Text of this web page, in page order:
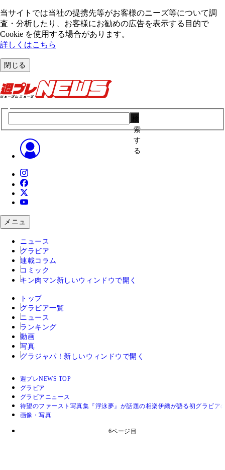
当サイトでは当社の提携先等がお客様のニーズ等について調
査・分析したり、お客様にお勧めの広告を表⽰する⽬的で
Cookie を使⽤する場合があります。
詳しくはこちら
閉じる
索
す
る
メニュ
ニュース
グラビア
連載コラム
コミック
キン肉マン 新しいウィンドウで開く
トップ
グラビア一覧
ニュース
ランキング
動画
写真
グラジャパ！ 新しいウィンドウで開く
週プレNEWS TOP
グラビア
グラビアニュース
待望のファースト写真集『浮泳夢』が話題の相楽伊織が語る初グラビ
画像・写真
6ページ目